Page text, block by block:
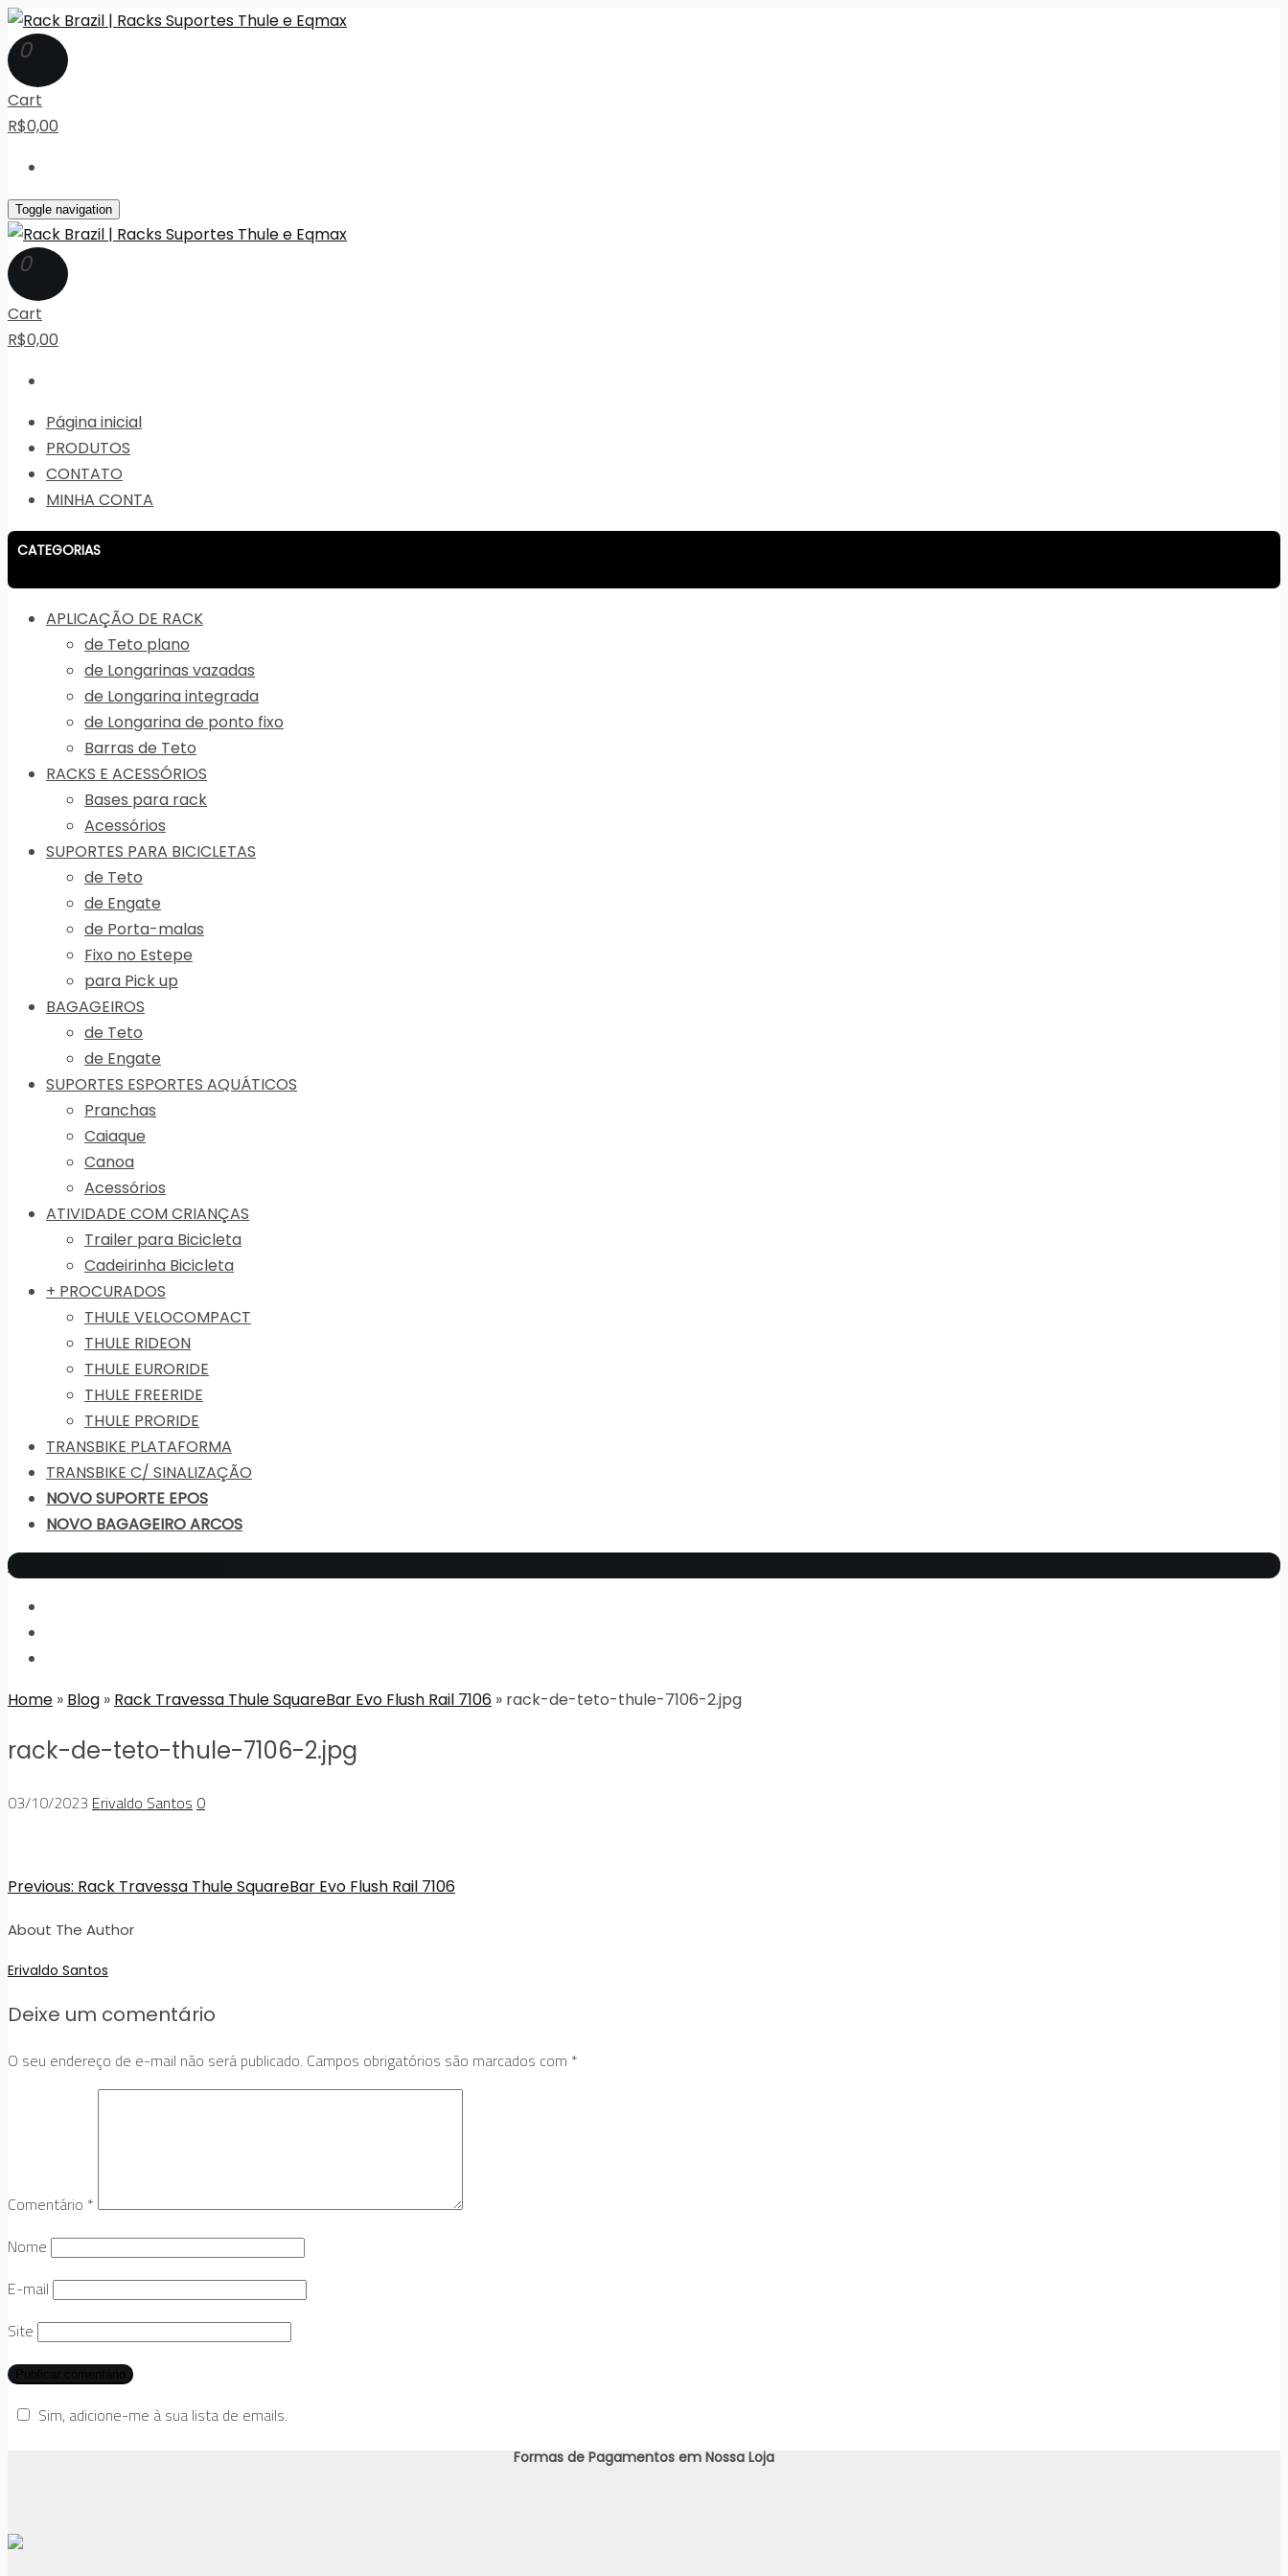
0
Cart
R$0,00
Toggle navigation
0
Cart
R$0,00
Página inicial
PRODUTOS
CONTATO
MINHA CONTA
CATEGORIAS
APLICAÇÃO DE RACK
de Teto plano
de Longarinas vazadas
de Longarina integrada
de Longarina de ponto fixo
Barras de Teto
RACKS E ACESSÓRIOS
Bases para rack
Acessórios
SUPORTES PARA BICICLETAS
de Teto
de Engate
de Porta-malas
Fixo no Estepe
para Pick up
BAGAGEIROS
de Teto
de Engate
SUPORTES ESPORTES AQUÁTICOS
Pranchas
Caiaque
Canoa
Acessórios
ATIVIDADE COM CRIANÇAS
Trailer para Bicicleta
Cadeirinha Bicicleta
+ PROCURADOS
THULE VELOCOMPACT
THULE RIDEON
THULE EURORIDE
THULE FREERIDE
THULE PRORIDE
TRANSBIKE PLATAFORMA
TRANSBIKE C/ SINALIZAÇÃO
NOVO SUPORTE EPOS
NOVO BAGAGEIRO ARCOS
mais categorias
Home » Blog » Rack Travessa Thule SquareBar Evo Flush Rail 7106 » rack-de-teto-thule-7106-2.jpg
rack-de-teto-thule-7106-2.jpg
03/10/2023Erivaldo Santos0
Previous: Rack Travessa Thule SquareBar Evo Flush Rail 7106
About The Author
Erivaldo Santos
Deixe um comentário
O seu endereço de e-mail não será publicado. Campos obrigatórios são marcados com *
Comentário *
Nome
E-mail
Site
Sim, adicione-me à sua lista de emails.
Formas de Pagamentos em Nossa Loja